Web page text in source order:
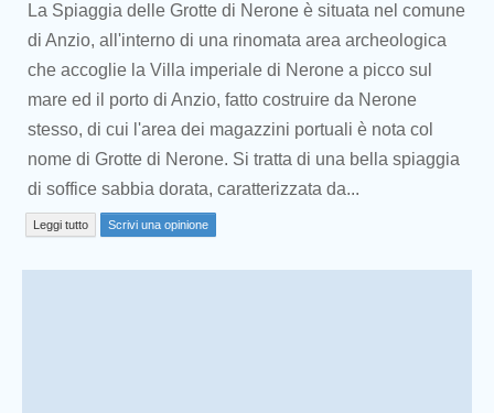
La Spiaggia delle Grotte di Nerone è situata nel comune
di Anzio, all'interno di una rinomata area archeologica
che accoglie la Villa imperiale di Nerone a picco sul
mare ed il porto di Anzio, fatto costruire da Nerone
stesso, di cui l'area dei magazzini portuali è nota col
nome di Grotte di Nerone. Si tratta di una bella spiaggia
di soffice sabbia dorata, caratterizzata da...
Leggi tutto Scrivi una opinione